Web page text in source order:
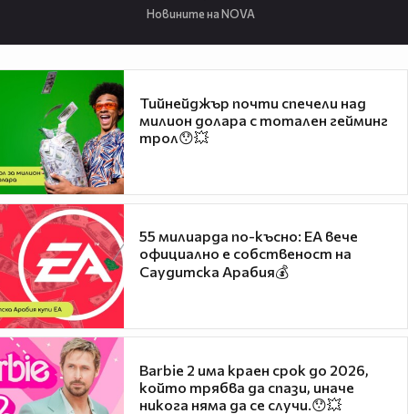
Новините на NOVA
Тийнейджър почти спечели над
милион долара с тотален гейминг
трол😯💥
55 милиарда по-късно: EA вече
официално е собственост на
Саудитска Арабия💰
Barbie 2 има краен срок до 2026,
който трябва да спази, иначе
никога няма да се случи.😯💥